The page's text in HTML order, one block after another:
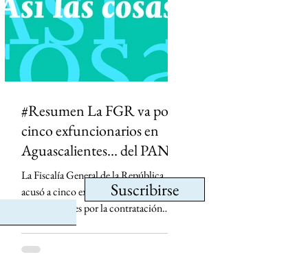
que podría abrir la puerta a la censura y
permitir que el Estado influya en la
definición de qué información es veraz.
#Resumen La FGR va por
cinco exfuncionarios en
Aguascalientes... del PAN
La Fiscalía General de la República
acusó a cinco exfuncionarios de
Aguascalientes por la contratación
irregular de la empresa Next Energy en
Suscribirse